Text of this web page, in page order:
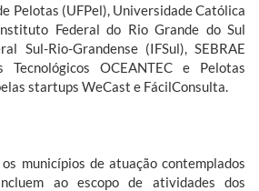
Pelotas (UFPel), Universidade Católica
Federal do Rio Grande do Sul
Sul-Rio-Grandense (IFSul), SEBRAE
Tecnológicos OCEANTEC e Pelotas
startups WeCast e FácilConsulta.
municípios de atuação contemplados
ao escopo de atividades dos